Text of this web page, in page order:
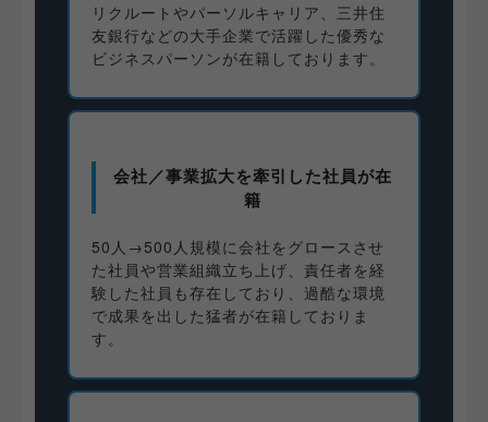
リクルートやパーソルキャリア、三井住
友銀行などの大手企業で活躍した優秀な
ビジネスパーソンが在籍しております。
会社／事業拡大を牽引した社員が在
籍
50人→500人規模に会社をグロースさせ
た社員や営業組織立ち上げ、責任者を経
験した社員も存在しており、過酷な環境
で成果を出した猛者が在籍しておりま
す。